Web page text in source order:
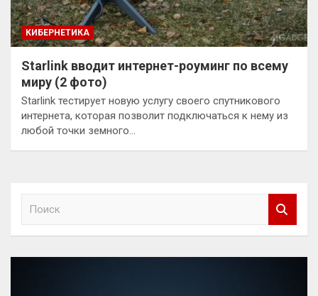
КИБЕРНЕТИКА
Starlink вводит интернет-роуминг по всему
миру (2 фото)
Starlink тестирует новую услугу своего спутникового
интернета, которая позволит подключаться к нему из
любой точки земного…
к